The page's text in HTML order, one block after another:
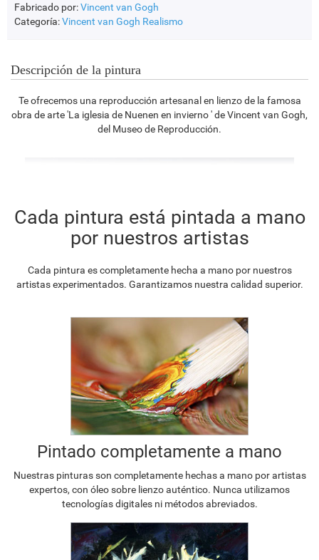
Fabricado por:Vincent van Gogh
Categoría:Vincent van Gogh Realismo
Descripción de la pintura
Te ofrecemos una reproducción artesanal en lienzo de la famosa
obra de arte 'La iglesia de Nuenen en invierno ' de Vincent van Gogh,
del Museo de Reproducción.
Cada pintura está pintada a mano
por nuestros artistas
Cada pintura es completamente hecha a mano por nuestros
artistas experimentados. Garantizamos nuestra calidad superior.
Pintado completamente a mano
Nuestras pinturas son completamente hechas a mano por artistas
expertos, con óleo sobre lienzo auténtico. Nunca utilizamos
tecnologías digitales ni métodos abreviados.